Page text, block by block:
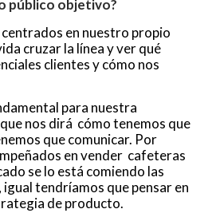
público objetivo?
en nuestro propio
cruzar la línea y ver qué
clientes y cómo nos
para nuestra
nos dirá cómo tenemos que
que comunicar. Por
en vender cafeteras
se lo está comiendo las
tendríamos que pensar en
de producto.